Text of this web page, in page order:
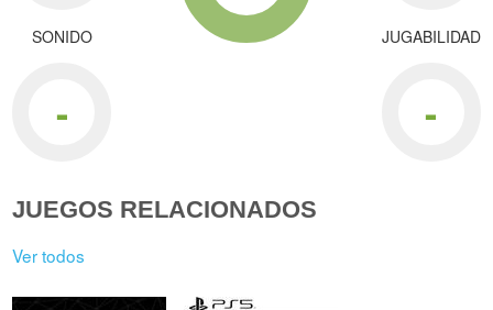
SONIDO
-
JUGABILIDAD
-
JUEGOS RELACIONADOS
Ver todos